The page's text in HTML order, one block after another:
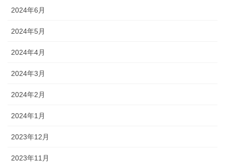
2024年6月
2024年5月
2024年4月
2024年3月
2024年2月
2024年1月
2023年12月
2023年11月